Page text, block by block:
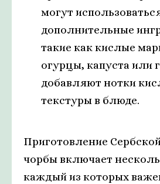
могут
дополнительные
такие как кислые
огурцы, капуста или
добавляют нотки
текстуры в блюде.
Приготовление
чорбы включает
каждый из которых